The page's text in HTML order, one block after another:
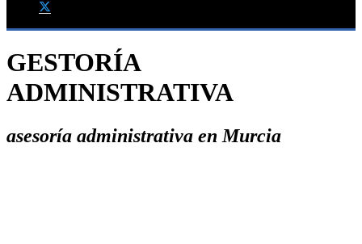
GESTORÍA
ADMINISTRATIVA
asesoría administrativa en Murcia